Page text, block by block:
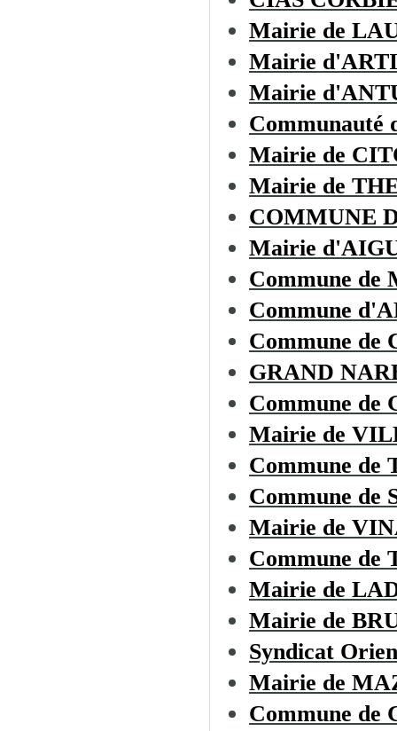
Mairie de
Mairie
Mairie
Communauté
Mairie de
Mairie de
COMMUNE
Mairie
Commune de
Commune
Commune de
GRAND
Commune de
Mairie de
Commune de
Commune de
Mairie de
Commune de
Mairie de
Mairie de
Syndicat
Mairie de
Commune de